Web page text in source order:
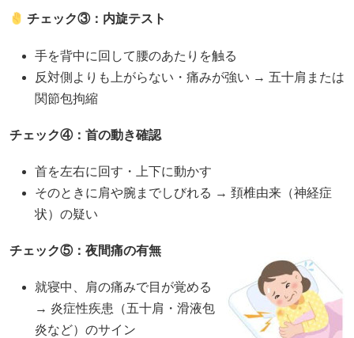
チェック③：内旋テスト
手を背中に回して腰のあたりを触る
反対側よりも上がらない・痛みが強い → 五十肩または
関節包拘縮
チェック④：首の動き確認
首を左右に回す・上下に動かす
そのときに肩や腕までしびれる → 頚椎由来（神経症
状）の疑い
チェック⑤：夜間痛の有無
就寝中、肩の痛みで目が覚める
→ 炎症性疾患（五十肩・滑液包
炎など）のサイン